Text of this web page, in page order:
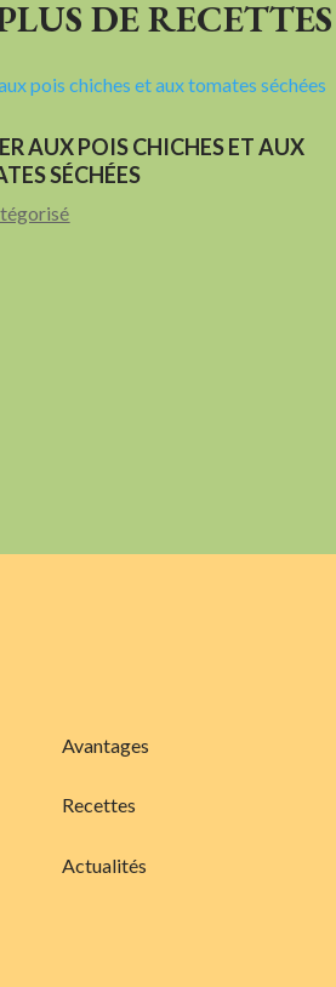
DE RECETTES
AUX POIS CHICHES ET AUX
SÉCHÉES
Avantages
Recettes
Actualités